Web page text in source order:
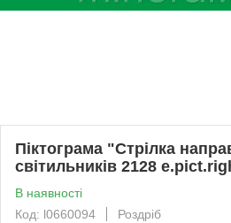
Піктограма "Стрілка
світильників 2128
В наявності
Код: l0660094
Роздріб